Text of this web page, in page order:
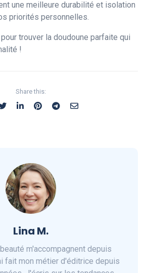
une meilleure durabilité et isolation
priorités personnelles.
trouver la doudoune parfaite qui
!
Share this:
Lina M.
m'accompagnent depuis
fait mon métier d'éditrice depuis